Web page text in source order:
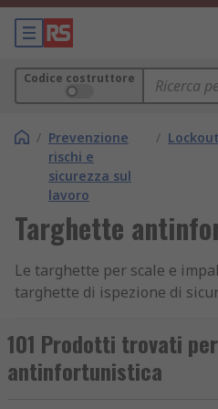
Codice costruttore
/ Prevenzione
rischi e
sicurezza sul
lavoro
/
Targhette
Le targhette per scale e
targhette di ispezione di
chiaramente se è sicuro da
prevenire gli incidenti. Le
fungono da registri di
101 Prodotti trovati
antinfortunistica